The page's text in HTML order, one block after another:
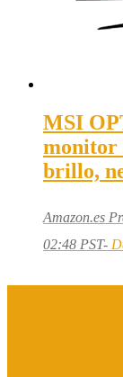
MSI
monitor
brillo,
Amazon.es
02:48 PST-